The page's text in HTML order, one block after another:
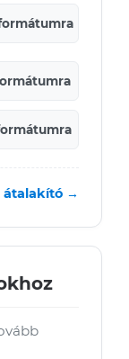
átalakító →